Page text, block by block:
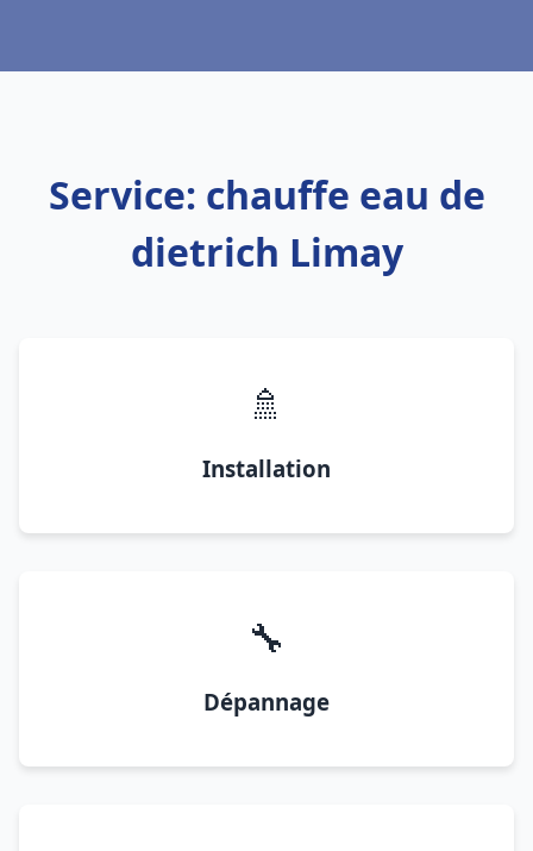
Service: chauffe eau de
dietrich Limay
🚿
Installation
🔧
Dépannage